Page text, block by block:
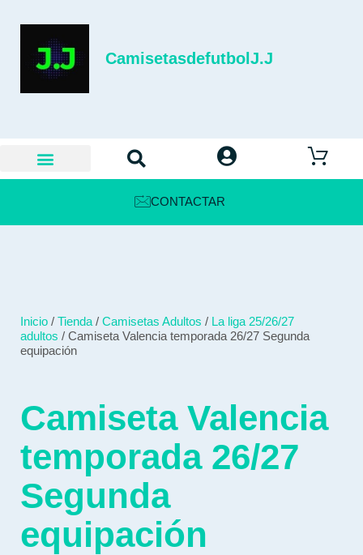
CamisetasdefutbolJ.J
CONTACTAR
Inicio / Tienda / Camisetas Adultos / La liga 25/26/27
adultos / Camiseta Valencia temporada 26/27 Segunda
equipación
Camiseta Valencia
temporada 26/27
Segunda
equipación